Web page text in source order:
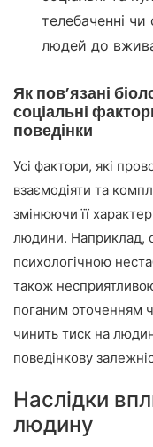
телебаченні
людей до
Як пов’язані
соціальні
поведінки
Усі фактори, які
взаємодіяти та
змінюючи її
людини. Наприклад,
психологічною
також
поганим оточенням
чинить тиск на
поведінкову
Наслідки
людину